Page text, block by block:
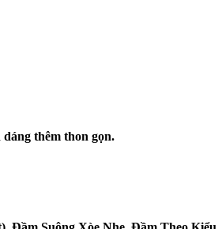
thêm thon gọn.